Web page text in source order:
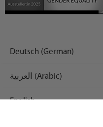
Deutsch (German)
العربية (Arabic)
English